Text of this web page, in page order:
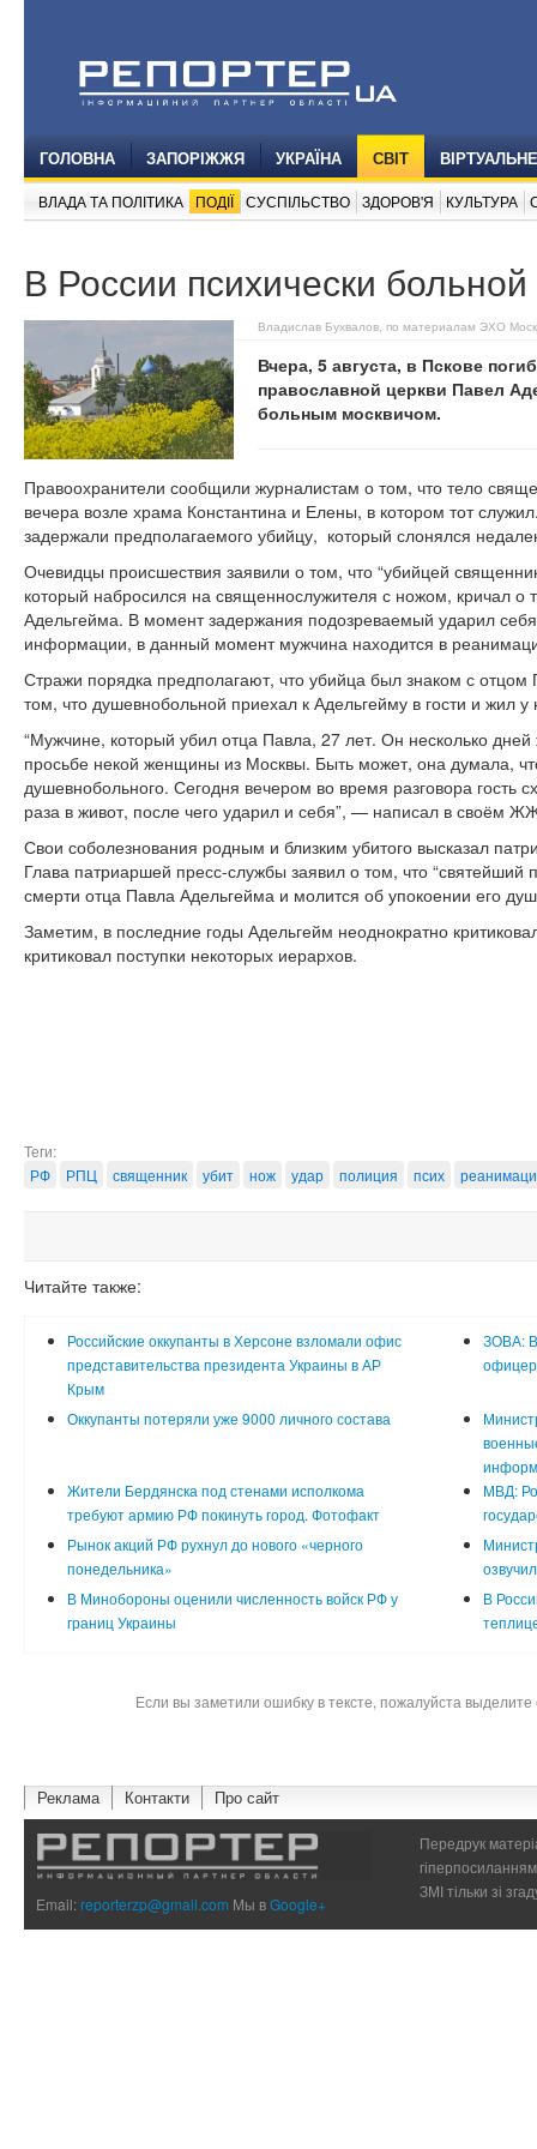
ГОЛОВНА ЗАПОРІЖЖЯ УКРАЇНА СВІТ
ВЛАДА ТА ПОЛІТИКА ПОДІЇ СУСПІЛЬСТВО ЗДОРОВ'Я КУЛЬТУРА
В России психически
Владислав Бухвалов, по материалам ЭХО
Вчера, 5 августа, в Пскове
православной церкви Павел
больным москвичом.
Правоохранители сообщили журналистам о том, что тело
вечера возле храма Константина и Елены, в котором тот
задержали предполагаемого убийцу, который слонялся
Очевидцы происшествия заявили о том, что “убийцей
который набросился на священнослужителя с ножом, кричал о
Адельгейма. В момент задержания подозреваемый ударил
информации, в данный момент мужчина находится в
Стражи порядка предполагают, что убийца был знаком с
том, что душевнобольной приехал к Адельгейму в гости и жил у
“Мужчине, который убил отца Павла, 27 лет. Он несколько
просьбе некой женщины из Москвы. Быть может, она думала,
душевнобольного. Сегодня вечером во время разговора гость
раза в живот, после чего ударил и себя”, — написал в своём
Свои соболезнования родным и близким убитого высказал
Глава патриаршей пресс-службы заявил о том, что “святейший
смерти отца Павла Адельгейма и молится об упокоении его
Заметим, в последние годы Адельгейм неоднократно
критиковал поступки некоторых иерархов.
Теги:
РФ
РПЦ священник убит нож удар полиция псих
Читайте также:
Российские оккупанты в Херсоне взломали офис
представительства президента Украины в АР
Крым
ЗОВА: В
Оккупанты потеряли уже 9000 личного состава
Жители Бердянска под стенами исполкома
требуют армию РФ покинуть город. Фотофакт
МВД:
Рынок акций РФ рухнул до нового «черного
понедельника»
В Минобороны оценили численность войск РФ у
границ Украины
В
Если вы заметили ошибку в тексте, пожалуйста
Реклама Контакти Про сайт
Email:reporterzp@gmail.com Мы вGoogle+
Передрук
ЗМІ тільки зі